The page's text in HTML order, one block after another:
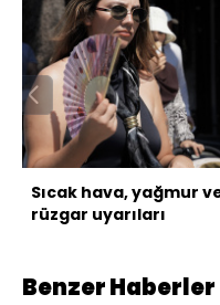
Sıcak hava, yağmur
rüzgar uyarıları
Benzer Haberler